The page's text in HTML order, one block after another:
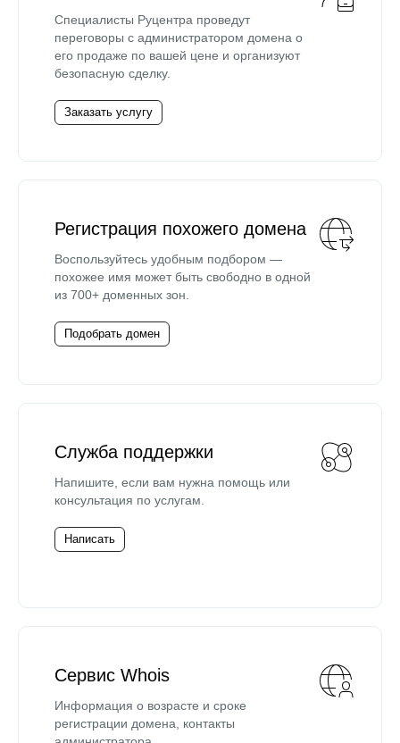
Специалисты Руцентра проведут
переговоры с администратором домена о
его продаже по вашей цене и организуют
безопасную сделку.
Заказать услугу
Регистрация похожего домена
Воспользуйтесь удобным подбором —
похожее имя может быть свободно в одной
из 700+ доменных зон.
Подобрать домен
Служба поддержки
Напишите, если вам нужна помощь или
консультация по услугам.
Написать
Сервис Whois
Информация о возрасте и сроке
регистрации домена, контакты